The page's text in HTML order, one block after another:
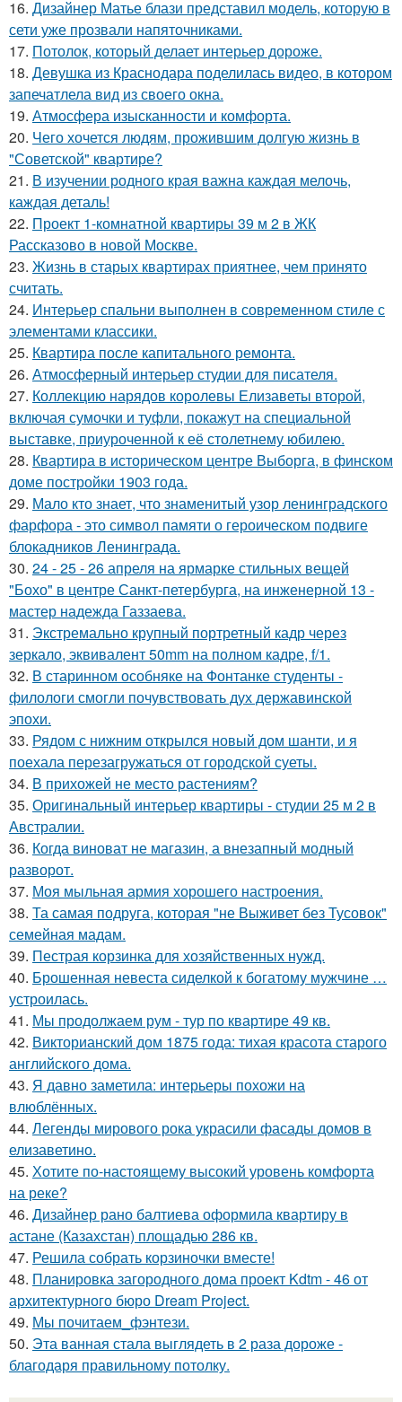
16. Дизайнер Матье блази представил модель, которую в
сети уже прозвали напяточниками.
17. Потолок, который делает интерьер дороже.
18. Девушка из Краснодара поделилась видео, в котором
запечатлела вид из своего окна.
19. Атмосфера изысканности и комфорта.
20. Чего хочется людям, прожившим долгую жизнь в
"Советской" квартире?
21. В изучении родного края важна каждая мелочь,
каждая деталь!
22. Проект 1-комнатной квартиры 39 м 2 в ЖК
Рассказово в новой Москве.
23. Жизнь в старых квартирах приятнее, чем принято
считать.
24. Интерьер спальни выполнен в современном стиле с
элементами классики.
25. Квартира после капитального ремонта.
26. Атмосферный интерьер студии для писателя.
27. Коллекцию нарядов королевы Елизаветы второй,
включая сумочки и туфли, покажут на специальной
выставке, приуроченной к её столетнему юбилею.
28. Квартира в историческом центре Выборга, в финском
доме постройки 1903 года.
29. Мало кто знает, что знаменитый узор ленинградского
фарфора - это символ памяти о героическом подвиге
блокадников Ленинграда.
30. 24 - 25 - 26 апреля на ярмарке стильных вещей
"Бохо" в центре Санкт-петербурга, на инженерной 13 -
мастер надежда Газзаева.
31. Экстремально крупный портретный кадр через
зеркало, эквивалент 50mm на полном кадре, f/1.
32. В старинном особняке на Фонтанке студенты -
филологи смогли почувствовать дух державинской
эпохи.
33. Рядом с нижним открылся новый дом шанти, и я
поехала перезагружаться от городской суеты.
34. В прихожей не место растениям?
35. Оригинальный интерьер квартиры - студии 25 м 2 в
Австралии.
36. Когда виноват не магазин, а внезапный модный
разворот.
37. Моя мыльная армия хорошего настроения.
38. Та самая подруга, которая "не Выживет без Тусовок"
семейная мадам.
39. Пестрая корзинка для хозяйственных нужд.
40. Брошенная невеста сиделкой к богатому мужчине …
устроилась.
41. Мы продолжаем рум - тур по квартире 49 кв.
42. Викторианский дом 1875 года: тихая красота старого
английского дома.
43. Я давно заметила: интерьеры похожи на
влюблённых.
44. Легенды мирового рока украсили фасады домов в
елизаветино.
45. Хотите по-настоящему высокий уровень комфорта
на реке?
46. Дизайнер рано балтиева оформила квартиру в
астане (Казахстан) площадью 286 кв.
47. Решила собрать корзиночки вместе!
48. Планировка загородного дома проект Kdtm - 46 от
архитектурного бюро Dream Project.
49. Мы почитаем_фэнтези.
50. Эта ванная стала выглядеть в 2 раза дороже -
благодаря правильному потолку.